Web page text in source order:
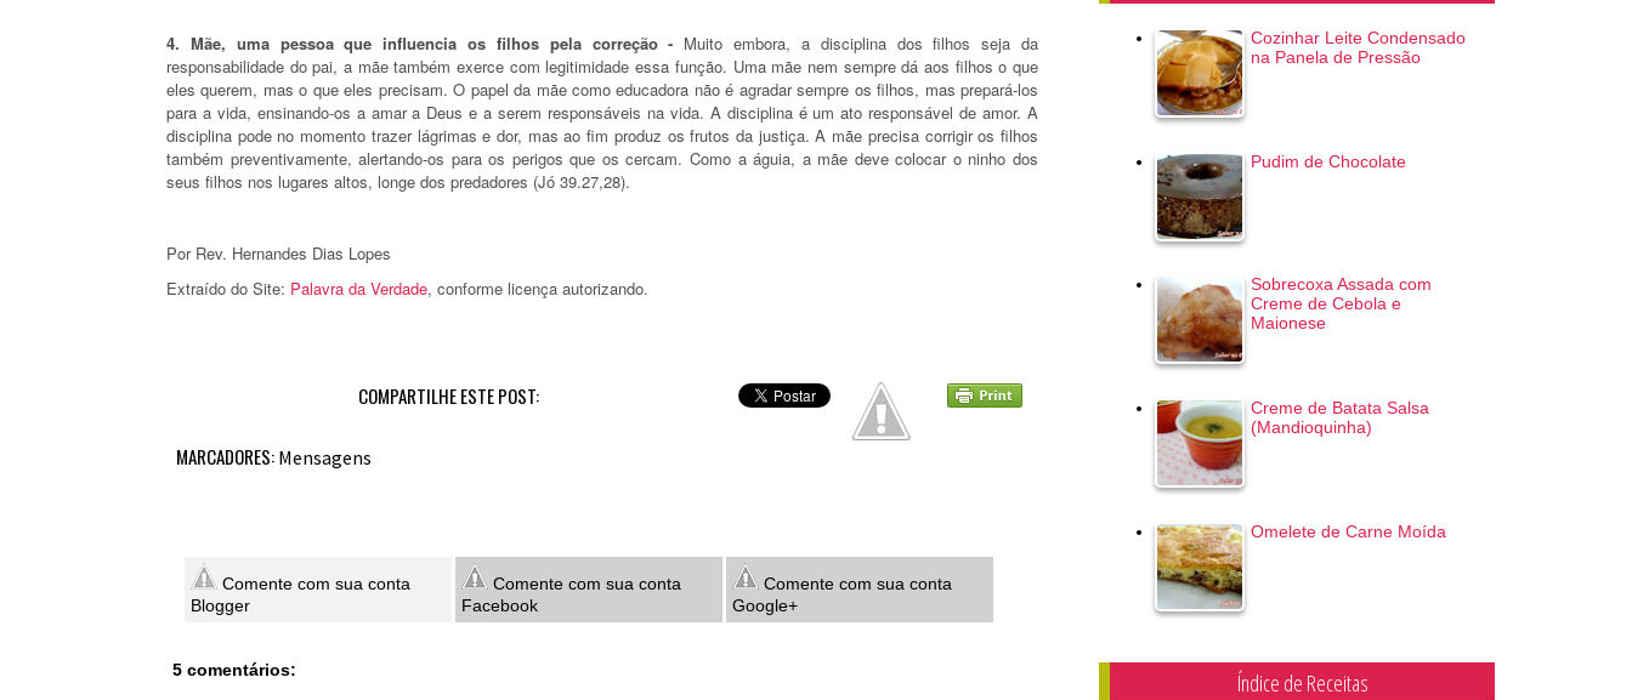
4. Mãe, uma pessoa que influencia os filhos pela correção - Muito embora, a disciplina dos filhos seja da
responsabilidade do pai, a mãe também exerce com legitimidade essa função. Uma mãe nem sempre dá aos filhos o que
eles querem, mas o que eles precisam. O papel da mãe como educadora não é agradar sempre os filhos, mas prepará-los
para a vida, ensinando-os a amar a Deus e a serem responsáveis na vida. A disciplina é um ato responsável de amor. A
disciplina pode no momento trazer lágrimas e dor, mas ao fim produz os frutos da justiça. A mãe precisa corrigir os filhos
também preventivamente, alertando-os para os perigos que os cercam. Como a águia, a mãe deve colocar o ninho dos
seus filhos nos lugares altos, longe dos predadores (Jó 39.27,28).
Por Rev. Hernandes Dias Lopes
Extraído do Site: Palavra da Verdade, conforme licença autorizando.
COMPARTILHE ESTE POST:
MARCADORES: Mensagens
Comente com sua conta
Blogger
Comente com sua conta
Facebook
Comente com sua conta
Google+
5 comentários:
Cozinhar Leite Condensado
na Panela de Pressão
Pudim de Chocolate
Sobrecoxa Assada com
Creme de Cebola e
Maionese
Creme de Batata Salsa
(Mandioquinha)
Omelete de Carne Moída
Índice de Receitas